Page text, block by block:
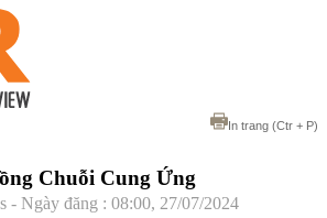
In trang (Ctr + P)
Chuỗi Cung Ứng
- Ngày đăng : 08:00, 27/07/2024